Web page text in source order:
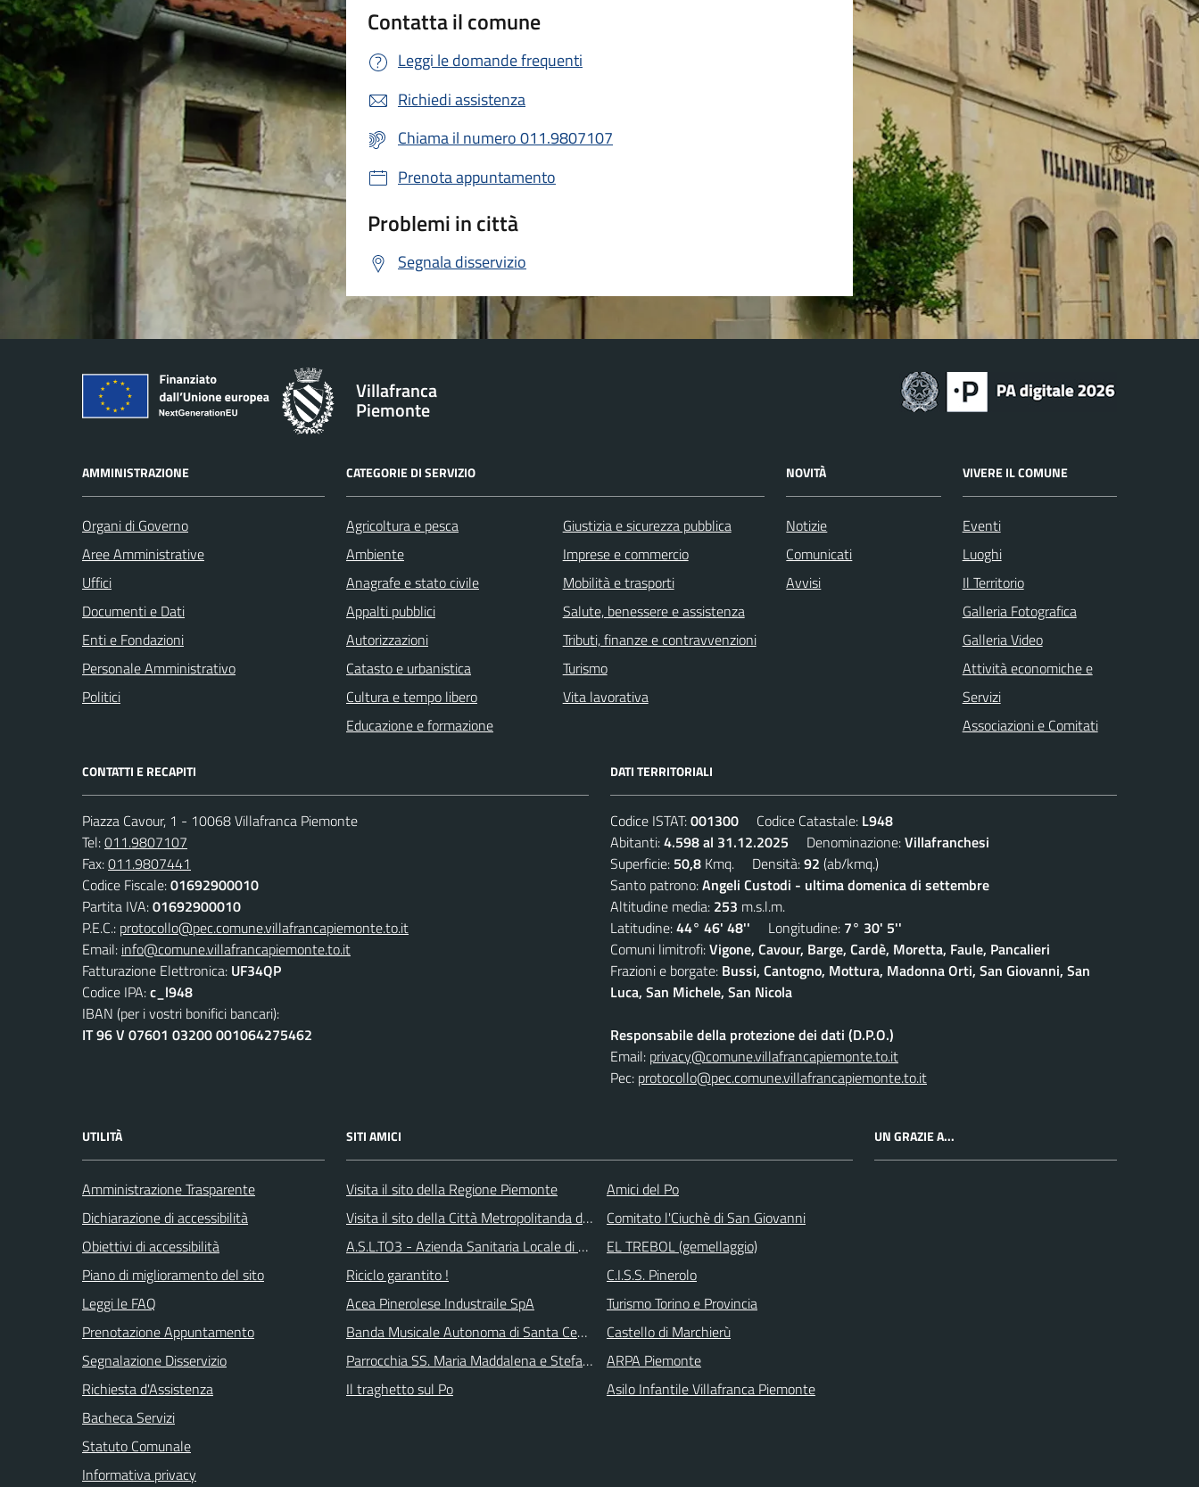
Contatta il comune
Leggi le domande frequenti
Richiedi assistenza
Chiama il numero 011.9807107
Prenota appuntamento
Problemi in città
Segnala disservizio
Villafranca
Piemonte
AMMINISTRAZIONE
Organi di Governo
Aree Amministrative
Uffici
Documenti e Dati
Enti e Fondazioni
Personale Amministrativo
Politici
CATEGORIE DI SERVIZIO
Agricoltura e pesca
Ambiente
Anagrafe e stato civile
Appalti pubblici
Autorizzazioni
Catasto e urbanistica
Cultura e tempo libero
Educazione e formazione
Giustizia e sicurezza pubblica
Imprese e commercio
Mobilità e trasporti
Salute, benessere e assistenza
Tributi, finanze e contravvenzioni
Turismo
Vita lavorativa
NOVITÀ
Notizie
Comunicati
Avvisi
VIVERE IL COMUNE
Eventi
Luoghi
Il Territorio
Galleria Fotografica
Galleria Video
Attività economiche e
Servizi
Associazioni e Comitati
CONTATTI E RECAPITI
Piazza Cavour, 1 - 10068 Villafranca Piemonte
Tel:011.9807107
Fax:011.9807441
Codice Fiscale:01692900010
Partita IVA:01692900010
P.E.C.: protocollo@pec.comune.villafrancapiemonte.to.it
Email: info@comune.villafrancapiemonte.to.it
Fatturazione Elettronica: UF34QP
Codice IPA:c_l948
IBAN (per i vostri bonifici bancari):
IT 96 V 07601 03200 001064275462
DATI TERRITORIALI
Codice ISTAT:001300 Codice Catastale: L948
Abitanti:4.598 al 31.12.2025 Denominazione:Villafranchesi
Superficie: 50,8 Kmq. Densità:92 (ab/kmq.)
Santo patrono:Angeli Custodi - ultima domenica di settembre
Altitudine media: 253 m.s.l.m.
Latitudine:44° 46' 48'' Longitudine: 7° 30' 5''
Comuni limitrofi:Vigone, Cavour, Barge, Cardè, Moretta, Faule, Pancalieri
Frazioni e borgate: Bussi, Cantogno, Mottura, Madonna Orti, San Giovanni, San
Luca, San Michele, San Nicola
Responsabile della protezione dei dati (D.P.O.)
Email: privacy@comune.villafrancapiemonte.to.it
Pec: protocollo@pec.comune.villafrancapiemonte.to.it
UTILITÀ
Amministrazione Trasparente
Dichiarazione di accessibilità
Obiettivi di accessibilità
Piano di miglioramento del sito
Leggi le FAQ
Prenotazione Appuntamento
Segnalazione Disservizio
Richiesta d'Assistenza
Bacheca Servizi
Statuto Comunale
Informativa privacy
SITI AMICI
Visita il sito della Regione Piemonte
Visita il sito della Città Metropolitanda di Torino
A.S.L.TO3 - Azienda Sanitaria Locale di Collegno e Pinerolo
Riciclo garantito !
Acea Pinerolese Industraile SpA
Banda Musicale Autonoma di Santa Cecilia
Parrocchia SS. Maria Maddalena e Stefano
Il traghetto sul Po
Amici del Po
Comitato l'Ciuchè di San Giovanni
EL TREBOL (gemellaggio)
C.I.S.S. Pinerolo
Turismo Torino e Provincia
Castello di Marchierù
ARPA Piemonte
Asilo Infantile Villafranca Piemonte
UN GRAZIE A...